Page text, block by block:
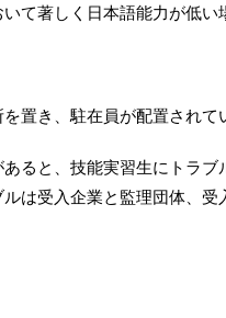
て著しく日本語能力が低い
を置き、駐在員が配置されて
ると、技能実習生にトラブ
は受入企業と監理団体、